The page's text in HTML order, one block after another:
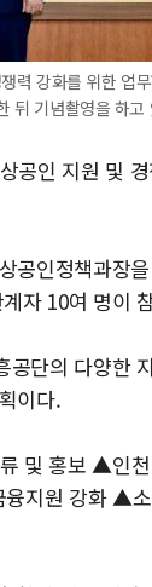
력 강화를 위한 업
뒤 기념촬영을 하고
공인 지원 및
공인정책과장
자 10여 명이
단의 다양한
이다.
및 홍보 ▲인
지원 강화 ▲